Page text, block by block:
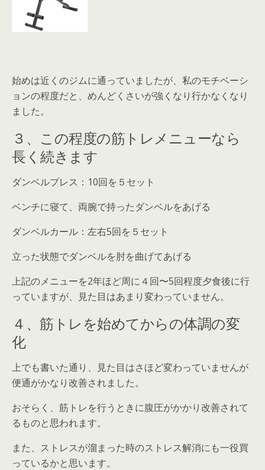
始めは近くのジムに通っていましたが、私のモチベーシ
ョンの程度だと、めんどくさいが強くなり行かなくなり
ました。
３、この程度の筋トレメニューなら
長く続きます
ダンベルプレス：10回を５セット
ベンチに寝て、両腕で持ったダンベルをあげる
ダンベルカール：左右5回を５セット
立った状態でダンベルを肘を曲げてあげる
上記のメニューを2年ほど周に４回〜5回程度夕食後に行
っていますが、見た目はあまり変わっていません。
４、筋トレを始めてからの体調の変
化
上でも書いた通り、見た目はさほど変わっていませんが
便通がかなり改善されました。
おそらく、筋トレを行うときに腹圧がかかり改善されて
るものと思われます。
また、ストレスが溜まった時のストレス解消にも一役買
っているかと思います。